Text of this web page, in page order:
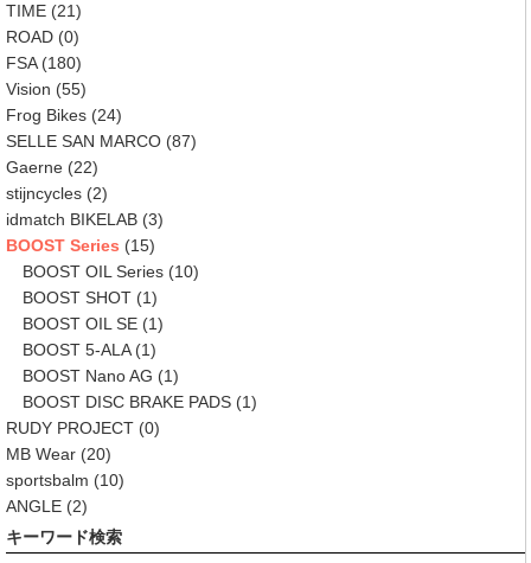
TIME (21)
ROAD (0)
FSA(180)
Vision (55)
Frog Bikes (24)
SELLE SAN MARCO (87)
Gaerne (22)
stijncycles (2)
idmatch BIKELAB (3)
BOOST Series (15)
BOOST OIL Series (10)
BOOST SHOT (1)
BOOST OIL SE (1)
BOOST 5-ALA(1)
BOOST Nano AG (1)
BOOST DISC BRAKE PADS (1)
RUDY PROJECT (0)
MB Wear (20)
sportsbalm (10)
ANGLE (2)
キーワード検索